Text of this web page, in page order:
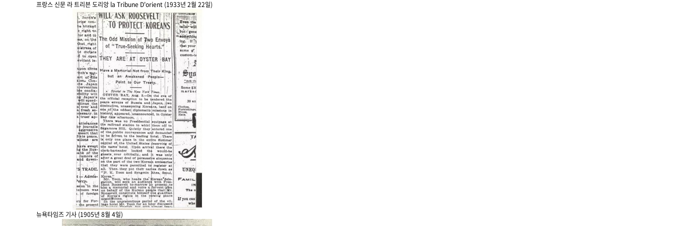
프랑스 신문 라 트리븐 도리앙 la Tribune D'orient (1933년 2월 22일)
뉴욕타임즈 기사 (1905년 8월 4일)